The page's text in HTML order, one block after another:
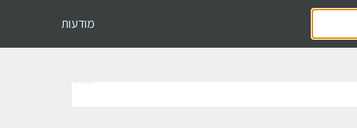
מודעות
שמורות